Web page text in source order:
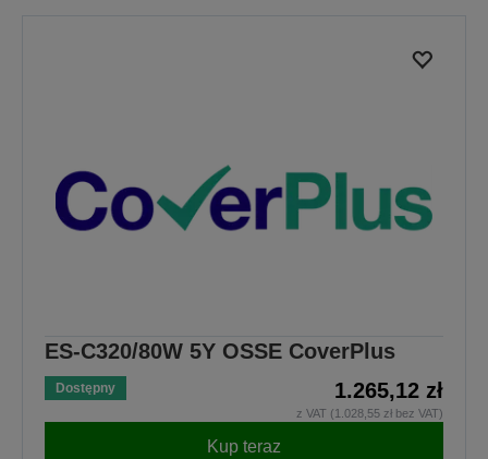
ES-C320/80W 5Y OSSE CoverPlus
Dostępny 1.265,12 zł
z VAT (1.028,55 zł bez VAT)
Kup teraz